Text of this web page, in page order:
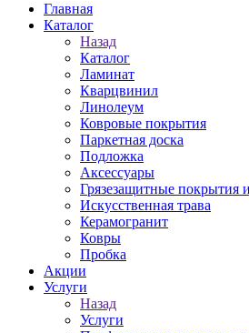
Главная
Каталог
Назад
Каталог
Ламинат
Кварцвинил
Линолеум
Ковровые покрытия
Паркетная доска
Подложка
Аксессуары
Грязезащитные покрытия
Искусственная трава
Керамогранит
Ковры
Пробка
Акции
Услуги
Назад
Услуги